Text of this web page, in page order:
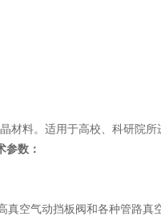
材料。适用于高校、科研院所
参数：
真空气动挡板阀和各种管路